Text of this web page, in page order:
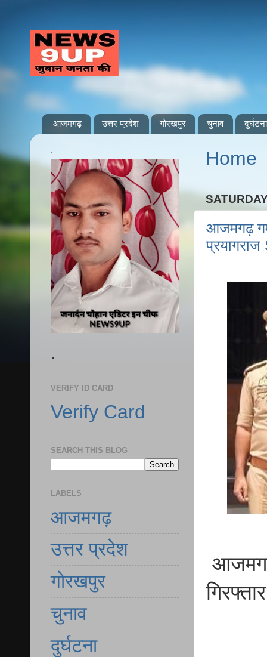
आजमगढ़ उत्तर प्रदेश गोरखपुर चुनाव दुर्घटना
Home
आजमगढ़
गिरफ्तार
.
.
VERIFY ID CARD
Verify Card
SEARCH THIS BLOG
LABELS
आजमगढ़
उत्तर प्रदेश
गोरखपुर
चुनाव
दुर्घटना